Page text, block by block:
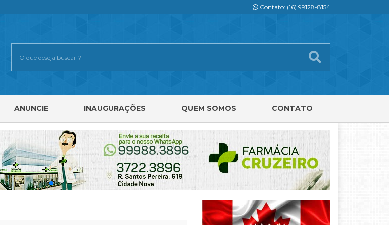
Contato: (16) 99128-8154
ANUNCIE INAUGURAÇÕES QUEM SOMOS CONTATO